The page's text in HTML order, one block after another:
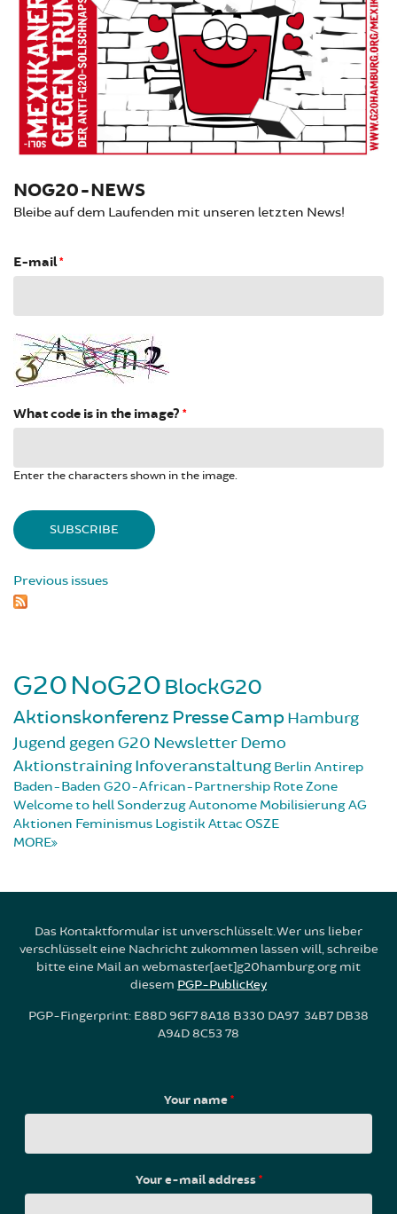
NOG20-NEWS
Bleibe auf dem Laufenden mit unseren letzten News!
E-mail*
What code is in the image? *
Enter the characters shown in the image.
Previous issues
G20NoG20 BlockG20
Aktionskonferenz PresseCampHamburg
Jugend gegen G20 NewsletterDemo
AktionstrainingInfoveranstaltung Berlin Antirep
Baden-Baden G20-African-Partnership Rote Zone
Welcome to hellSonderzugAutonome MobilisierungAG
Aktionen Feminismus Logistik Attac OSZE
MORE
Das Kontaktformular ist unverschlüsselt. Wer uns lieber
verschlüsselt eine Nachricht zukommen lassen will, schreibe
bitte eine Mail an webmaster[aet]g20hamburg.org mit
diesem PGP-PublicKey
PGP-Fingerprint: E88D 96F7 8A18 B330 DA97 34B7 DB38
A94D 8C53 78
Your name*
Your e-mail address*